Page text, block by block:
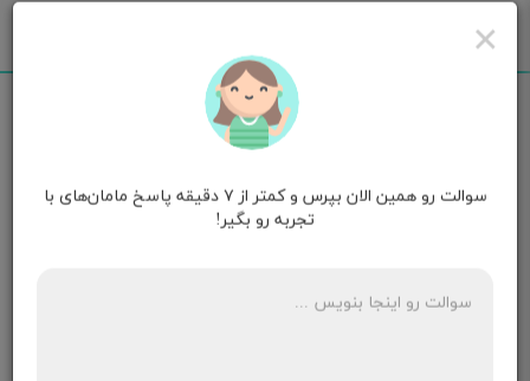
×
سوالت رو همین الان بپرس و کمتر از ۷ دقیقه پاسخ مامان‌های با
تجربه رو بگیر!